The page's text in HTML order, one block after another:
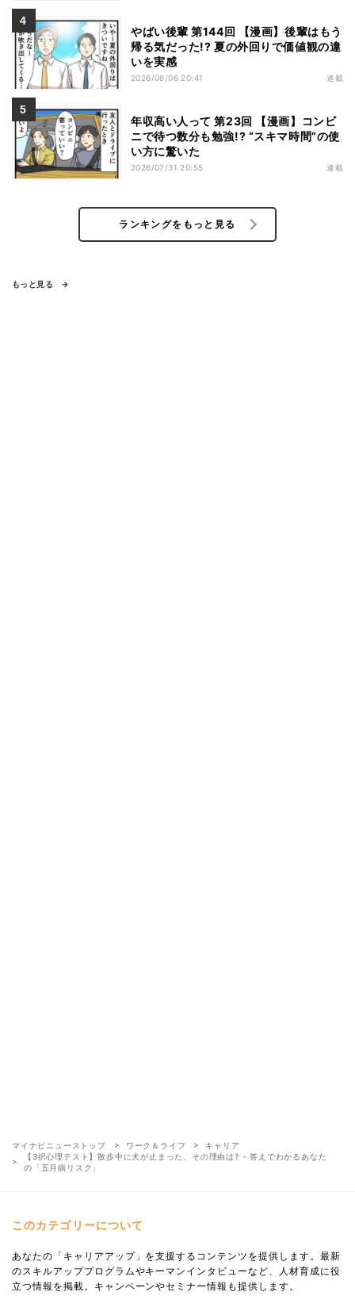
やばい後輩 第144回 【漫画】後輩はもう
帰る気だった!? 夏の外回りで価値観の違
いを実感
2026/08/06 20:41 連載
年収高い人って 第23回 【漫画】コンビ
ニで待つ数分も勉強!? “スキマ時間”の使
い方に驚いた
2026/07/31 20:55 連載
ランキングをもっと見る
もっと見る
マイナビニューストップ ワーク＆ライフ
キャリア
【3択心理テスト】散歩中に犬が止まった、その理由は? - 答えでわかるあなた
の「五月病リスク」
このカテゴリーについて
あなたの「キャリアアップ」を支援するコンテンツを提供します。最新
のスキルアッププログラムやキーマンインタビューなど、人材育成に役
立つ情報を掲載。キャンペーンやセミナー情報も提供します。